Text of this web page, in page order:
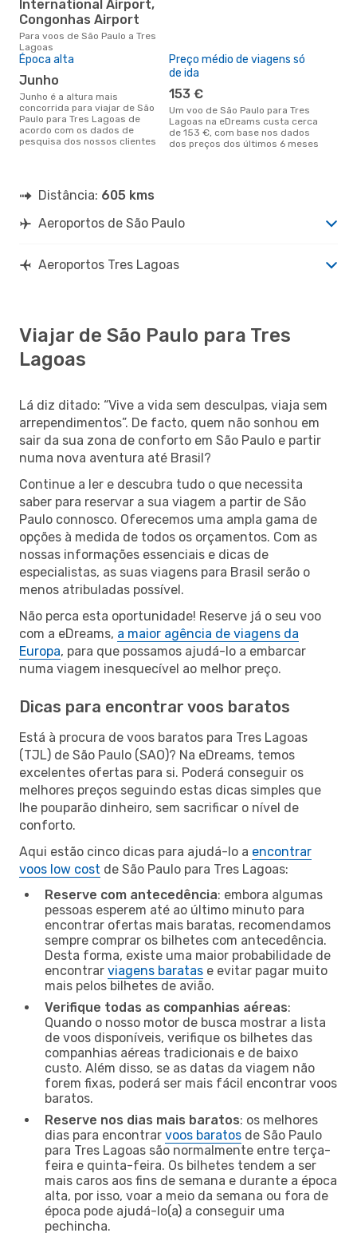
International Airport,
Congonhas Airport
Para voos de São Paulo a Tres
Lagoas
Época alta
junho
junho é a altura mais
concorrida para viajar de São
Paulo para Tres Lagoas de
acordo com os dados de
pesquisa dos nossos clientes
Preço médio de viagens só
de ida
153 €
Um voo de São Paulo para Tres
Lagoas na eDreams custa cerca
de 153 €, com base nos dados
dos preços dos últimos 6 meses
Distância: 605 kms
Aeroportos de São Paulo
Aeroportos Tres Lagoas
Viajar de São Paulo para Tres
Lagoas
Lá diz ditado: “Vive a vida sem desculpas, viaja sem
arrependimentos”. De facto, quem não sonhou em
sair da sua zona de conforto em São Paulo e partir
numa nova aventura até Brasil?
Continue a ler e descubra tudo o que necessita
saber para reservar a sua viagem a partir de São
Paulo connosco. Oferecemos uma ampla gama de
opções à medida de todos os orçamentos. Com as
nossas informações essenciais e dicas de
especialistas, as suas viagens para Brasil serão o
menos atribuladas possível.
Não perca esta oportunidade! Reserve já o seu voo
com a eDreams, a maior agência de viagens da
Europa, para que possamos ajudá-lo a embarcar
numa viagem inesquecível ao melhor preço.
Dicas para encontrar voos baratos
Está à procura de voos baratos para Tres Lagoas
(TJL) de São Paulo (SAO)? Na eDreams, temos
excelentes ofertas para si. Poderá conseguir os
melhores preços seguindo estas dicas simples que
lhe pouparão dinheiro, sem sacrificar o nível de
conforto.
Aqui estão cinco dicas para ajudá-lo a encontrar
voos low cost de São Paulo para Tres Lagoas:
Reserve com antecedência: embora algumas
pessoas esperem até ao último minuto para
encontrar ofertas mais baratas, recomendamos
sempre comprar os bilhetes com antecedência.
Desta forma, existe uma maior probabilidade de
encontrar viagens baratas e evitar pagar muito
mais pelos bilhetes de avião.
Verifique todas as companhias aéreas:
Quando o nosso motor de busca mostrar a lista
de voos disponíveis, verifique os bilhetes das
companhias aéreas tradicionais e de baixo
custo. Além disso, se as datas da viagem não
forem fixas, poderá ser mais fácil encontrar voos
baratos.
Reserve nos dias mais baratos: os melhores
dias para encontrar voos baratos de São Paulo
para Tres Lagoas são normalmente entre terça-
feira e quinta-feira. Os bilhetes tendem a ser
mais caros aos fins de semana e durante a época
alta, por isso, voar a meio da semana ou fora de
época pode ajudá-lo(a) a conseguir uma
pechincha.